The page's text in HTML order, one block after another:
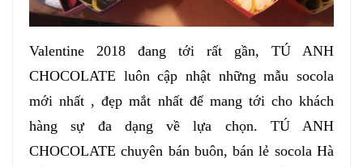
Valentine 2018 đang tới rất gần, TÚ ANH
CHOCOLATE luôn cập nhật những mẫu socola
mới nhất , đẹp mắt nhất để mang tới cho khách
hàng sự đa dạng về lựa chọn. TÚ ANH
CHOCOLATE chuyên bán buôn, bán lẻ socola Hà